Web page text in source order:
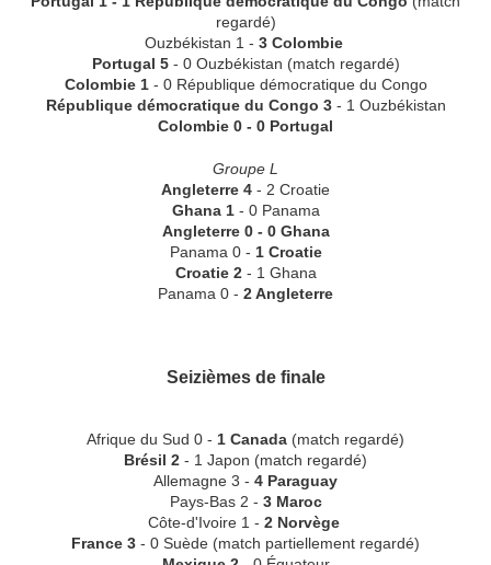
regardé)
Ouzbékistan 1 - 3 Colombie
Portugal 5- 0 Ouzbékistan (match regardé)
Colombie 1- 0 République démocratique du Congo
République démocratique du Congo 3- 1 Ouzbékistan
Colombie 0 - 0 Portugal
Groupe L
Angleterre 4 - 2 Croatie
Ghana 1- 0 Panama
Angleterre 0 - 0 Ghana
Panama 0 - 1 Croatie
Croatie 2- 1 Ghana
Panama 0 - 2 Angleterre
Seizièmes de finale
Afrique du Sud 0 - 1 Canada (match regardé)
Brésil 2 - 1 Japon (match regardé)
Allemagne 3 - 4 Paraguay
Pays-Bas 2 - 3 Maroc
Côte-d'Ivoire 1 - 2 Norvège
France 3 - 0 Suède (match partiellement regardé)